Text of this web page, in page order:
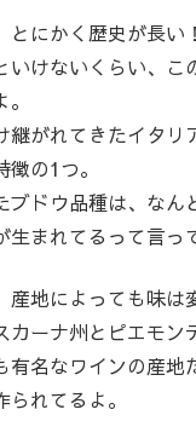
とにかく歴史が長い
いけないくらい、こ
継がれてきたイタリ
の1つ。
ブドウ品種は、なん
まれてるって言っ
地によっても味は
ーナ州とピエモン
有名なワインの産地
れてるよ。